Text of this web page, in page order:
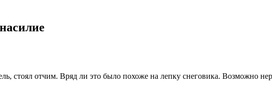
стоял отчим. Вряд ли это было похоже на лепку снеговика. Возможно